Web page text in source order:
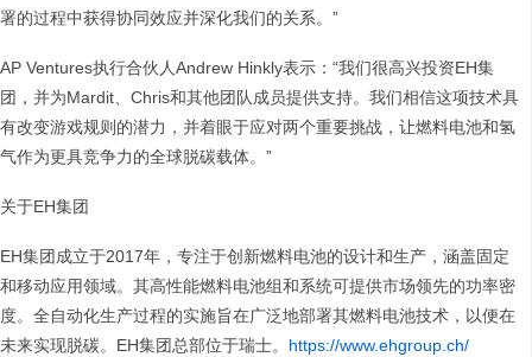
署的过程中获得协同效应并深化我们的关系。”
AP Ventures执行合伙人Andrew Hinkly表示：“我们很高兴投资EH集
团，并为Mardit、Chris和其他团队成员提供支持。我们相信这项技术具
有改变游戏规则的潜力，并着眼于应对两个重要挑战，让燃料电池和氢
气作为更具竞争力的全球脱碳载体。”
关于EH集团
EH集团成立于2017年，专注于创新燃料电池的设计和生产，涵盖固定
和移动应用领域。其高性能燃料电池组和系统可提供市场领先的功率密
度。全自动化生产过程的实施旨在广泛地部署其燃料电池技术，以便在
未来实现脱碳。EH集团总部位于瑞士。 https://www.ehgroup.ch/